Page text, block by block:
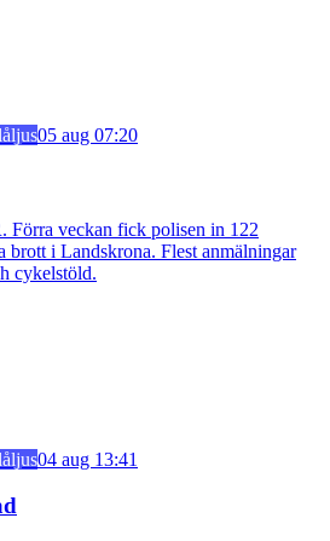
05 aug 07:20
veckan fick polisen in 122
brott i Landskrona. Flest anmälningar
cykelstöld.
04 aug 13:41